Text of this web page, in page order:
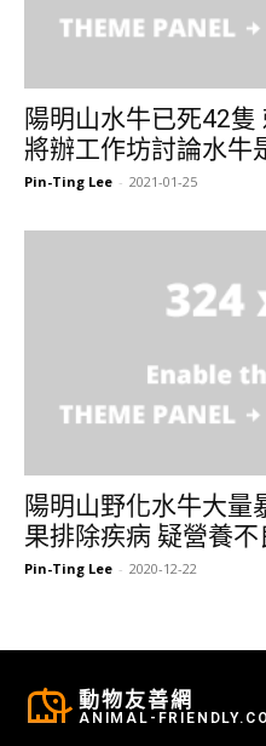
陽明山水牛已死42
將辦工作坊討論水牛
Pin-Ting Lee - 2021-01-25
陽明山野化水牛大量
果排除疾病 疑營養不
Pin-Ting Lee - 2020-12-22
動物友善網
ANIMAL-FRIENDLY.CO